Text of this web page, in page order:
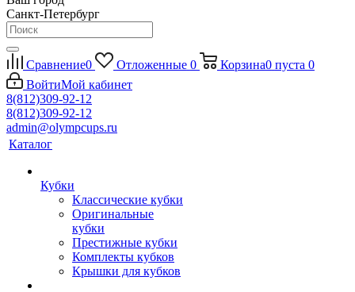
Санкт-Петербург
Сравнение0 Отложенные 0 Корзина0 пуста 0
ВойтиМой кабинет
8(812)309-92-12
8(812)309-92-12
admin@olympcups.ru
Каталог
Кубки
Классические кубки
Оригинальные
кубки
Престижные кубки
Комплекты кубков
Крышки для кубков